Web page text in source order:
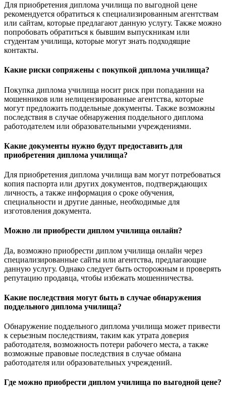
Для приобретения диплома училища по выгодной цене
рекомендуется обратиться к специализированным агентствам
или сайтам, которые предлагают данную услугу. Также можно
попробовать обратиться к бывшим выпускникам или
студентам училища, которые могут знать подходящие
контакты.
Какие риски сопряжены с покупкой диплома училища?
Покупка диплома училища носит риск при попадании на
мошенников или нелицензированные агентства, которые
могут предложить поддельные документы. Также возможны
последствия в случае обнаружения поддельного диплома
работодателем или образовательными учреждениями.
Какие документы нужно будут предоставить для
приобретения диплома училища?
Для приобретения диплома училища вам могут потребоваться
копия паспорта или других документов, подтверждающих
личность, а также информация о сроке обучения,
специальности и другие данные, необходимые для
изготовления документа.
Можно ли приобрести диплом училища онлайн?
Да, возможно приобрести диплом училища онлайн через
специализированные сайты или агентства, предлагающие
данную услугу. Однако следует быть осторожным и проверять
репутацию продавца, чтобы избежать мошенничества.
Какие последствия могут быть в случае обнаружения
поддельного диплома училища?
Обнаружение поддельного диплома училища может привести
к серьезным последствиям, таким как утрата доверия
работодателя, возможность потери рабочего места, а также
возможные правовые последствия в случае обмана
работодателя или образовательных учреждений.
Где можно приобрести диплом училища по выгодной цене?